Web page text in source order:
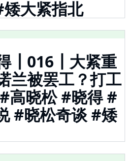
大紧指北
┃016┃大紧重
兰被罢工？打工
高晓松 #晓得 #
#晓松奇谈 #矮